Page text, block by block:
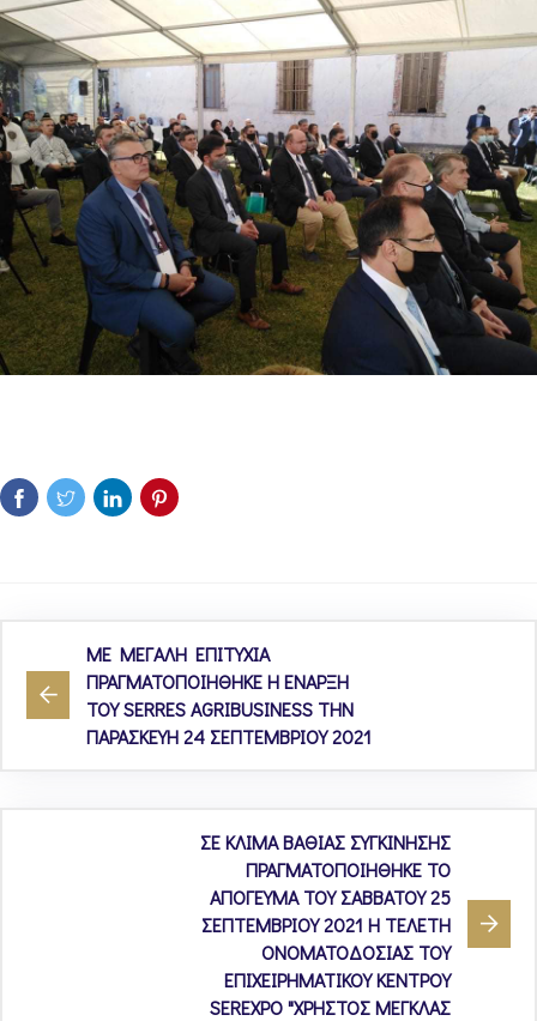
ME MEΓAΛH EΠITYXIA
ΠΡΑΓΜΑΤΟΠΟΙΗΘΗΚΕ Η ENAPΞH
TOY SERRES AGRIBUSINESS ΤΗΝ
ΠΑΡΑΣΚΕΥΗ 24 ΣΕΠΤΕΜΒΡΙΟΥ 2021
ΣΕ ΚΛΙΜΑ ΒΑΘΙΑΣ ΣΥΓΚΙΝΗΣΗΣ
ΠΡΑΓΜΑΤΟΠΟΙΗΘΗΚΕ ΤΟ
ΑΠΟΓΕΥΜΑ ΤΟΥ ΣΑΒΒΑΤΟΥ 25
ΣΕΠΤΕΜΒΡΙΟΥ 2021 Η ΤΕΛΕΤΗ
ΟΝΟΜΑΤΟΔΟΣΙΑΣ ΤΟΥ
ΕΠΙΧΕΙΡΗΜΑΤΙΚΟΥ ΚΕΝΤΡΟΥ
SEREXPO "ΧΡΗΣΤΟΣ ΜΕΓΚΛΑΣ